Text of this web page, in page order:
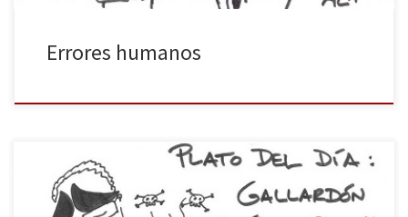
Errores humanos